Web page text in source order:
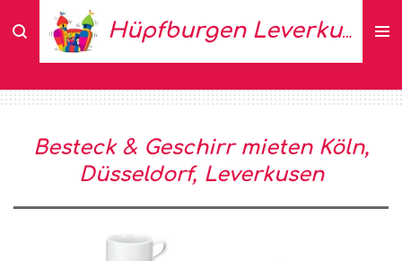
Hauptinhalt
springen
Hüpfburgen Leverkusen
Besteck & Geschirr mieten Köln,
Düsseldorf, Leverkusen